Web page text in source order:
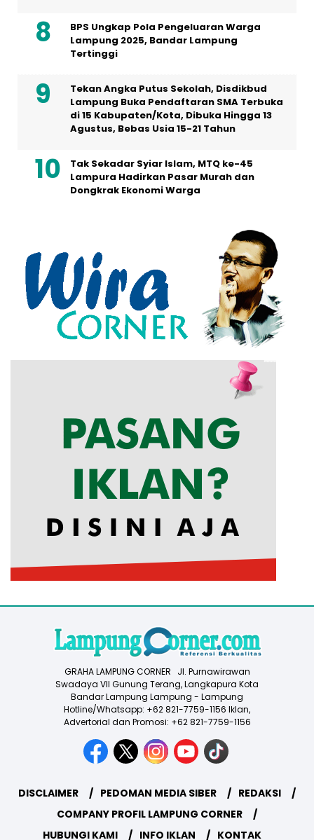
BPS Ungkap Pola Pengeluaran Warga
Lampung 2025, Bandar Lampung
Tertinggi
Tekan Angka Putus Sekolah, Disdikbud
Lampung Buka Pendaftaran SMA Terbuka
di 15 Kabupaten/Kota, Dibuka Hingga 13
Agustus, Bebas Usia 15-21 Tahun
Tak Sekadar Syiar Islam, MTQ ke-45
Lampura Hadirkan Pasar Murah dan
Dongkrak Ekonomi Warga
GRAHA LAMPUNG CORNER Jl. Purnawirawan
Swadaya VII Gunung Terang, Langkapura Kota
Bandar Lampung Lampung - Lampung
Hotline/Whatsapp: +62 821-7759-1156 Iklan,
Advertorial dan Promosi: +62 821-7759-1156
DISCLAIMER PEDOMAN MEDIA SIBER
REDAKSI
COMPANY PROFIL LAMPUNG CORNER
HUBUNGI KAMI
INFO IKLAN KONTAK